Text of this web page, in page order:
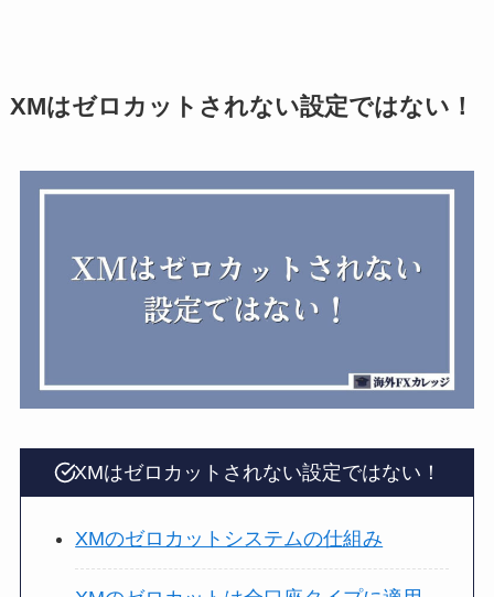
XMはゼロカットされない設定ではない！
XMはゼロカットされない設定ではない！
XMのゼロカットシステムの仕組み